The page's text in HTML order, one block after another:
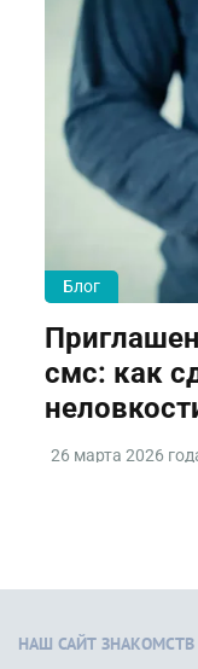
Блог
смс: как
26 марта 2026
НАШ САЙТ ЗНАКОМСТВ